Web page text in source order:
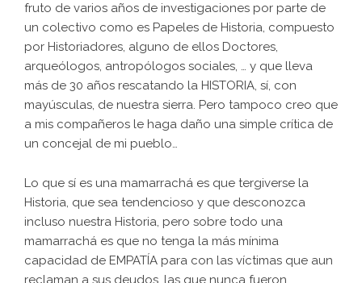
fruto de varios años de investigaciones por parte de
un colectivo como es Papeles de Historia, compuesto
por Historiadores, alguno de ellos Doctores,
arqueólogos, antropólogos sociales, … y que lleva
más de 30 años rescatando la HISTORIA, sí, con
mayúsculas, de nuestra sierra. Pero tampoco creo que
a mis compañeros le haga daño una simple crítica de
un concejal de mi pueblo…
Lo que sí es una mamarrachá es que tergiverse la
Historia, que sea tendencioso y que desconozca
incluso nuestra Historia, pero sobre todo una
mamarrachá es que no tenga la más mínima
capacidad de EMPATÍA para con las víctimas que aun
reclaman a sus deudos, las que nunca fueron